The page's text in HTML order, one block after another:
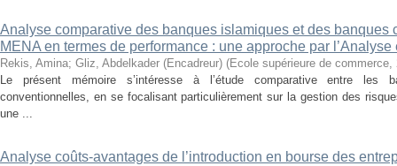
Analyse comparative des banques islamiques et des banques
MENA en termes de performance : une approche par
Rekis, Amina; Gliz, Abdelkader (Encadreur) (Ecole supérieure de commerce,
Le présent mémoire s’intéresse à l’étude comparative entre les
conventionnelles, en se focalisant particulièrement sur la gestion des
une ...
Analyse coûts-avantages de l’introduction en bourse des